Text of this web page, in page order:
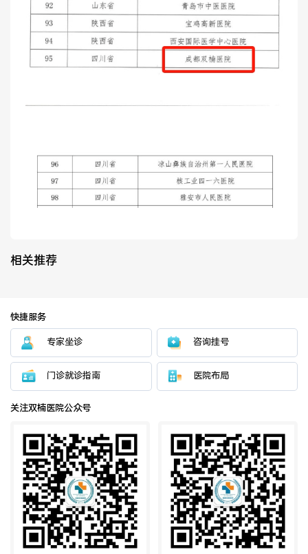
意见建议 特殊人群服务
科研介绍 科研动态
成员单位
招聘职位
相关推荐
快捷服务
专家坐诊 咨询挂号
门诊就诊指南 医院布局
关注双楠医院公众号